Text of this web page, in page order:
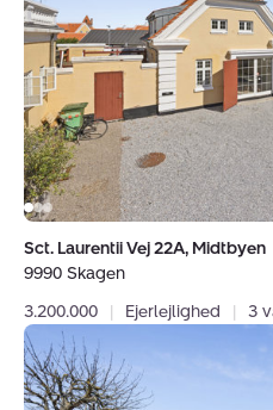
22A,
Midtbyen,
9990
Skagen
Sct. Laurentii Vej 22A, Midtbyen
9990 Skagen
3.200.000
| Ejerlejlighed | 3
Villa:
Kappelgangen
1,